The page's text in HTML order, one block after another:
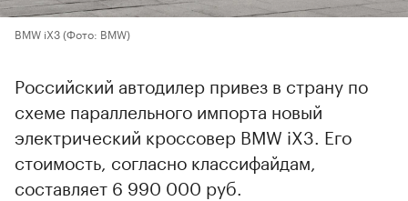
BMW iX3(Фото: BMW)
Российский автодилер привез в страну по
схеме параллельного импорта новый
электрический кроссовер BMW iX3. Его
стоимость, согласно классифайдам,
составляет 6 990 000 руб.